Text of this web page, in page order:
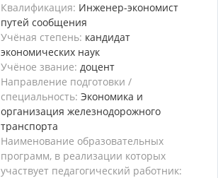
Квалификация: Инженер-экономист
путей сообщения
Учёная степень: кандидат
экономических наук
Учёное звание: доцент
Направление подготовки /
специальность: Экономика и
организация железнодорожного
транспорта
Наименование образовательных
программ, в реализации которых
участвует педагогический работник: